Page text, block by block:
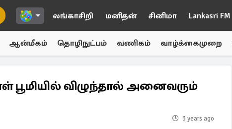
லங்காசிறி மனிதன் சினிமா Lankasri FM
ஆன்மீகம் தொழிநுட்பம் வணிகம் வாழ்க்கைமுறை
பூமியில் விழுந்தால் அனைவரும்
3 years ago